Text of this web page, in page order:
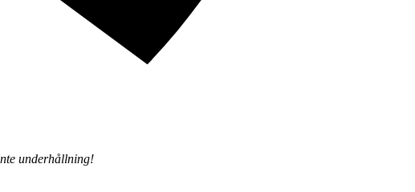
underhållning!